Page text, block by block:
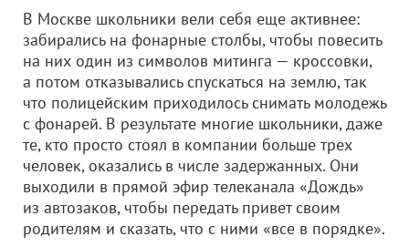
В Москве школьники вели себя еще активнее:
забирались на фонарные столбы, чтобы повесить
на них один из символов митинга — кроссовки,
а потом отказывались спускаться на землю, так
что полицейским приходилось снимать молодежь
с фонарей. В результате многие школьники, даже
те, кто просто стоял в компании больше трех
человек, оказались в числе задержанных. Они
выходили в прямой эфир телеканала «Дождь»
из автозаков, чтобы передать привет своим
родителям и сказать, что с ними «все в порядке».